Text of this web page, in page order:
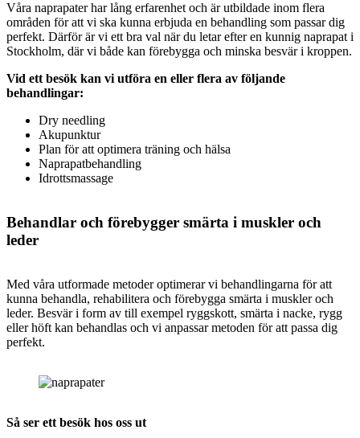
Våra naprapater har lång erfarenhet och är utbildade inom flera
områden för att vi ska kunna erbjuda en behandling som passar dig
perfekt. Därför är vi ett bra val när du letar efter en kunnig naprapat i
Stockholm, där vi både kan förebygga och minska besvär i kroppen.
Vid ett besök kan vi utföra en eller flera av följande
behandlingar:
Dry needling
Akupunktur
Plan för att optimera träning och hälsa
Naprapatbehandling
Idrottsmassage
Behandlar och förebygger smärta i muskler och
leder
Med våra utformade metoder optimerar vi behandlingarna för att
kunna behandla, rehabilitera och förebygga smärta i muskler och
leder. Besvär i form av till exempel ryggskott, smärta i nacke, rygg
eller höft kan behandlas och vi anpassar metoden för att passa dig
perfekt.
Så ser ett besök hos oss ut